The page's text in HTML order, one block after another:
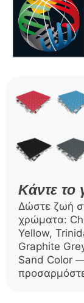
Κάντε το
Δώστε ζωή
χρώματα:
Yellow,
Graphite
Sand Color —